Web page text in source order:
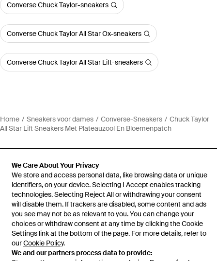
We Care About Your Privacy
We store and access personal data, like browsing data or unique
identifiers, on your device. Selecting I Accept enables tracking
technologies. Selecting Reject All or withdrawing your consent
will disable them. If trackers are disabled, some content and ads
you see may not be as relevant to you. You can change your
choices or withdraw consent at any time by clicking the Cookie
Settings link at the bottom of the page. For more details, refer to
ourCookie Policy.
We and our partners process data to provide:
Converse Chuck Taylor-sneakers
Converse Chuck Taylor All Star Ox-sneakers
Converse Chuck Taylor All Star Lift-sneakers
Home Sneakers voor dames Converse-Sneakers
Chuck Taylor
All Star Lift Sneakers Met Plateauzool En Bloemenpatch
Hulp en informatie